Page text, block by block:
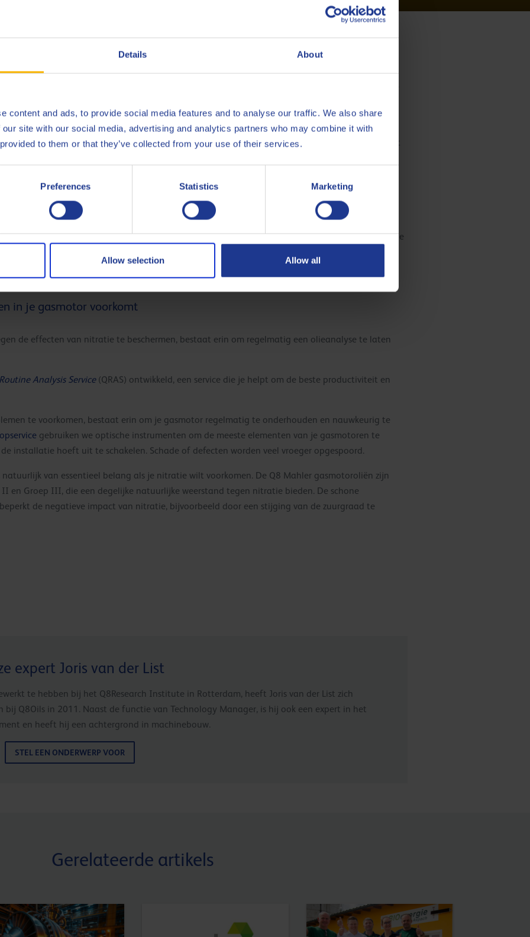
Details About
content and ads, to provide social media features and to analyse our traffic. We also share
site with our social media, advertising and analytics partners who may combine it with
to them or that they’ve collected from your use of their services.
Preferences Statistics Marketing
Allow selection Allow all
beïnvloeden
oorzaken hebben. Houd rekening met de volgende factoren om nitratie op te sporen en te
van het carter kan contact tussen NOx en de olie voorkomen.
: Organische nitraten worden vooral gevormd op de olielaag op de cilinderwand. Nitratie vindt
gevormd.
by gassen die in het oliecarter terechtkomen, kunnen de reactie tussen de NOx en de olie op
neemt toe naarmate de temperatuur in het oliecarter lager ligt.
koolwaterstofstructuren, zoals met waterstof behandelde basisoliën van Groep II (zoals de
in je gasmotor voorkomt
de effecten van nitratie te beschermen, bestaat erin om regelmatig een olieanalyse te laten
Analysis Service(QRAS) ontwikkeld, een service die je helpt om de beste productiviteit en
te voorkomen, bestaat erin om je gasmotor regelmatig te onderhouden en nauwkeurig te
gebruiken we optische instrumenten om de meeste elementen van je gasmotoren te
installatie hoeft uit te schakelen. Schade of defecten worden veel vroeger opgespoord.
van essentieel belang als je nitratie wilt voorkomen. De Q8 Mahler gasmotoroliën zijn
en Groep III, die een degelijke natuurlijke weerstand tegen nitratie bieden. De schone
de negatieve impact van nitratie, bijvoorbeeld door een stijging van de zuurgraad te
expert Joris van der List
te hebben bij het Q8Research Institute in Rotterdam, heeft Joris van der List zich
bij Q8Oils in 2011. Naast de functie van Technology Manager, is hij ook een expert in het
en heeft hij een achtergrond in machinebouw.
STEL EEN ONDERWERP VOOR
Gerelateerde artikels